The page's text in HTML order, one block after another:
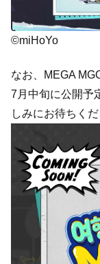
©miHoYo
なお、MEGA
7月中旬に公開予
しみにお待ちくだ